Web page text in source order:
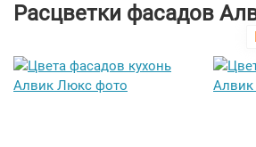
Расцветки фасадов